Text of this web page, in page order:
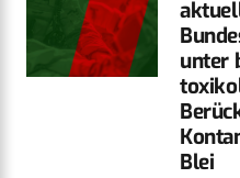
unter
Blei